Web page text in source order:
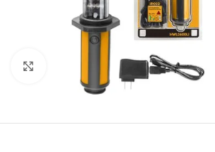
Kliknite za uvećanje